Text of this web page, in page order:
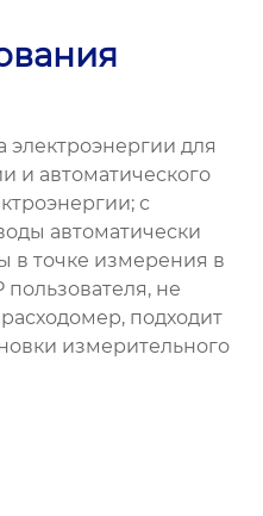
электроэнергии для
и автоматического
с
автоматически
в точке измерения в
не
подходит
измерительного